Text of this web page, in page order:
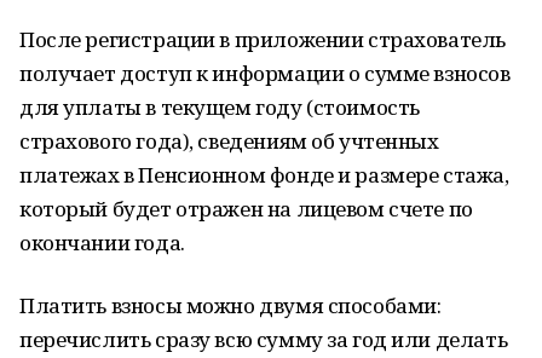
После регистрации в приложении страхователь
получает доступ к информации о сумме взносов
для уплаты в текущем году (стоимость
страхового года), сведениям об учтенных
платежах в Пенсионном фонде и размере стажа,
который будет отражен на лицевом счете по
окончании года.
Платить взносы можно двумя способами:
перечислить сразу всю сумму за год или делать